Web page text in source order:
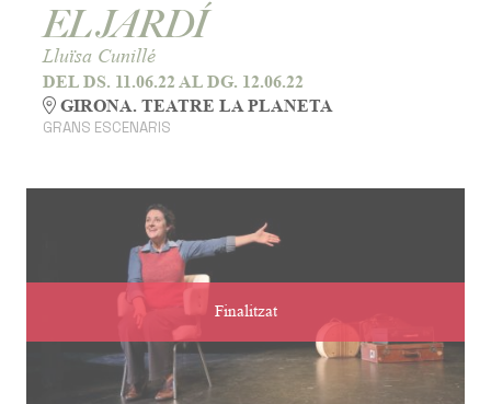
EL JARDÍ
Lluïsa Cunillé
DEL DS. 11.06.22 AL DG. 12.06.22
GIRONA. TEATRE LA PLANETA
GRANS ESCENARIS
Finalitzat